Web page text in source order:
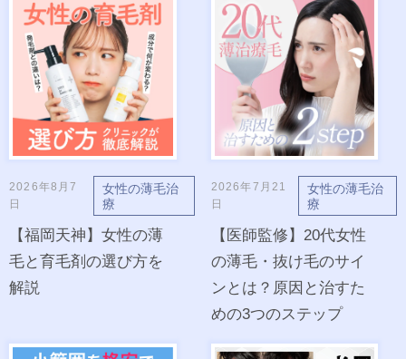
2026年8月7
日
女性の薄毛治
療
【福岡天神】女性の薄
毛と育毛剤の選び方を
解説
2026年7月21
日
女性の薄毛治
療
【医師監修】20代女性
の薄毛・抜け毛のサイ
ンとは？原因と治すた
めの3つのステップ